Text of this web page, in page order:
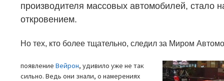
производителя массовых автомобилей, стало
откровением.
Но тех, кто более тщательно, следил за Миром
появлениеВейрон, удивило уже не так
сильно. Ведь они знали, о намерениях